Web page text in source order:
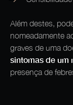
Além destes,
nomeadamente
graves de uma
sintomas de um
presença de